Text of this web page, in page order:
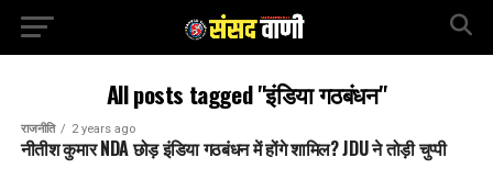
All posts tagged "इंडिया गठबंधन"
राजनीति 2 years ago
नीतीश कुमार NDA छोड़ इंडिया गठबंधन में होंगे शामिल? JDU ने तोड़ी चुप्पी